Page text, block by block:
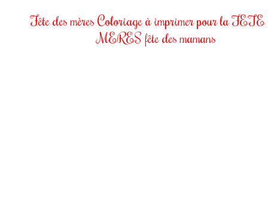
Fête des mères Coloriage à imprimer pour la FETE
MERES fête des mamans